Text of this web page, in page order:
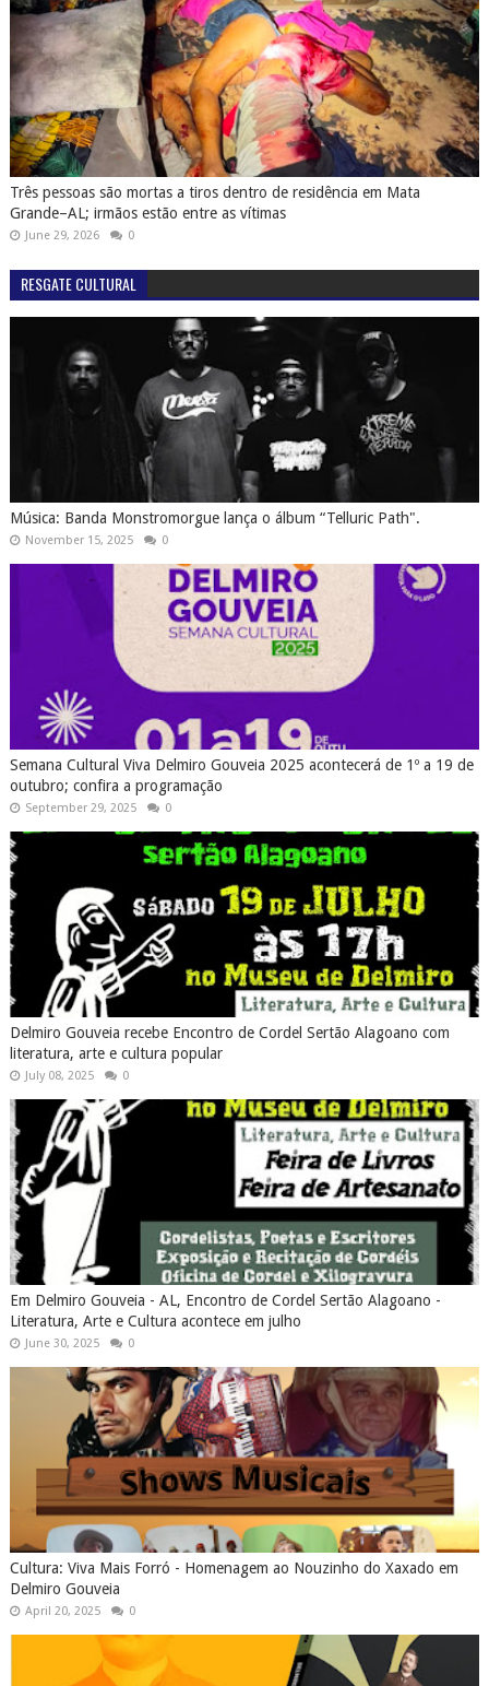
Três pessoas são mortas a tiros dentro de residência em Mata
Grande–AL; irmãos estão entre as vítimas
June 29, 2026 0
RESGATE CULTURAL
Música: Banda Monstromorgue lança o álbum “Telluric Path".
November 15, 2025 0
Semana Cultural Viva Delmiro Gouveia 2025 acontecerá de 1º a 19 de
outubro; confira a programação
September 29, 2025 0
Delmiro Gouveia recebe Encontro de Cordel Sertão Alagoano com
literatura, arte e cultura popular
July 08, 2025 0
Em Delmiro Gouveia - AL, Encontro de Cordel Sertão Alagoano -
Literatura, Arte e Cultura acontece em julho
June 30, 2025 0
Cultura: Viva Mais Forró - Homenagem ao Nouzinho do Xaxado em
Delmiro Gouveia
April 20, 2025 0